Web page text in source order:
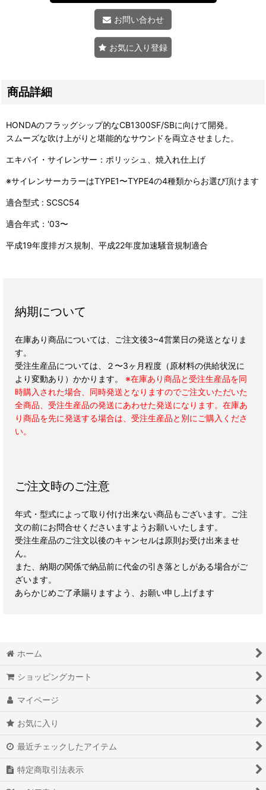
お問い合わせ
お気に入り登録
商品詳細
HONDAのフラッグシップ的なCB1300SF/SBに向けて開発。
スムーズな吹け上がりと堪能的なサウンドを両立させました。
エキパイ・サイレンサー：ポリッシュ、焼入れ仕上げ
※サイレンサーカラーはTYPE1〜TYPE4の4種類からお選び頂けます
適合型式 : SCSC54
適合年式：'03〜
平成19年度排ガス規制、平成22年度加速騒音規制適合
納期について
在庫あり商品については、ご注文後3~4営業日の発送となりま
す。
受注生産品については、２〜3ヶ月程度（原材料の供給状況に
より変動あり）かかります。 ※在庫あり商品と受注生産品を同
時購入された場合、同時発送となりますのでご注文いただいた
全商品、受注生産品の発送にあわせた発送になります。在庫あ
り商品を先に発送する場合は、受注生産品と別にご購入くださ
い。
ご注文時のご注意
年式・型式によって取り付け出来ない商品もございます。ご注
文の前にお問合せくださいますようお願いいたします。
受注生産品のご注文以後のキャンセルは原則お受け出来ませ
ん。
また、納期の関係で納品前に代金の引き落としがある場合がご
ざいます。
あらかじめご了承賜りますよう、お願い申し上げます
ホーム
ショッピングカート
マイページ
お気に入り
最近チェックしたアイテム
特定商取引法表示